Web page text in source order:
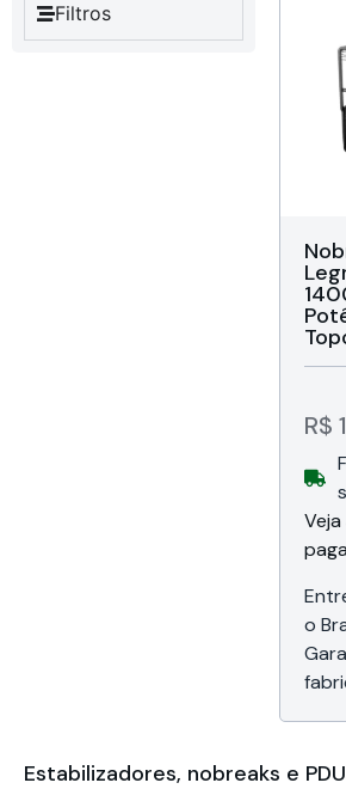
Filtros
de
R$
o
Estabilizadores, nobreaks e